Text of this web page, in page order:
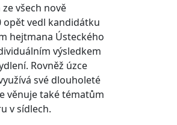
všech nově
opět vedl kandidátku
hejtmana Ústeckého
výsledkem
Rovněž úzce
své dlouholeté
věnuje také tématům
v sídlech.